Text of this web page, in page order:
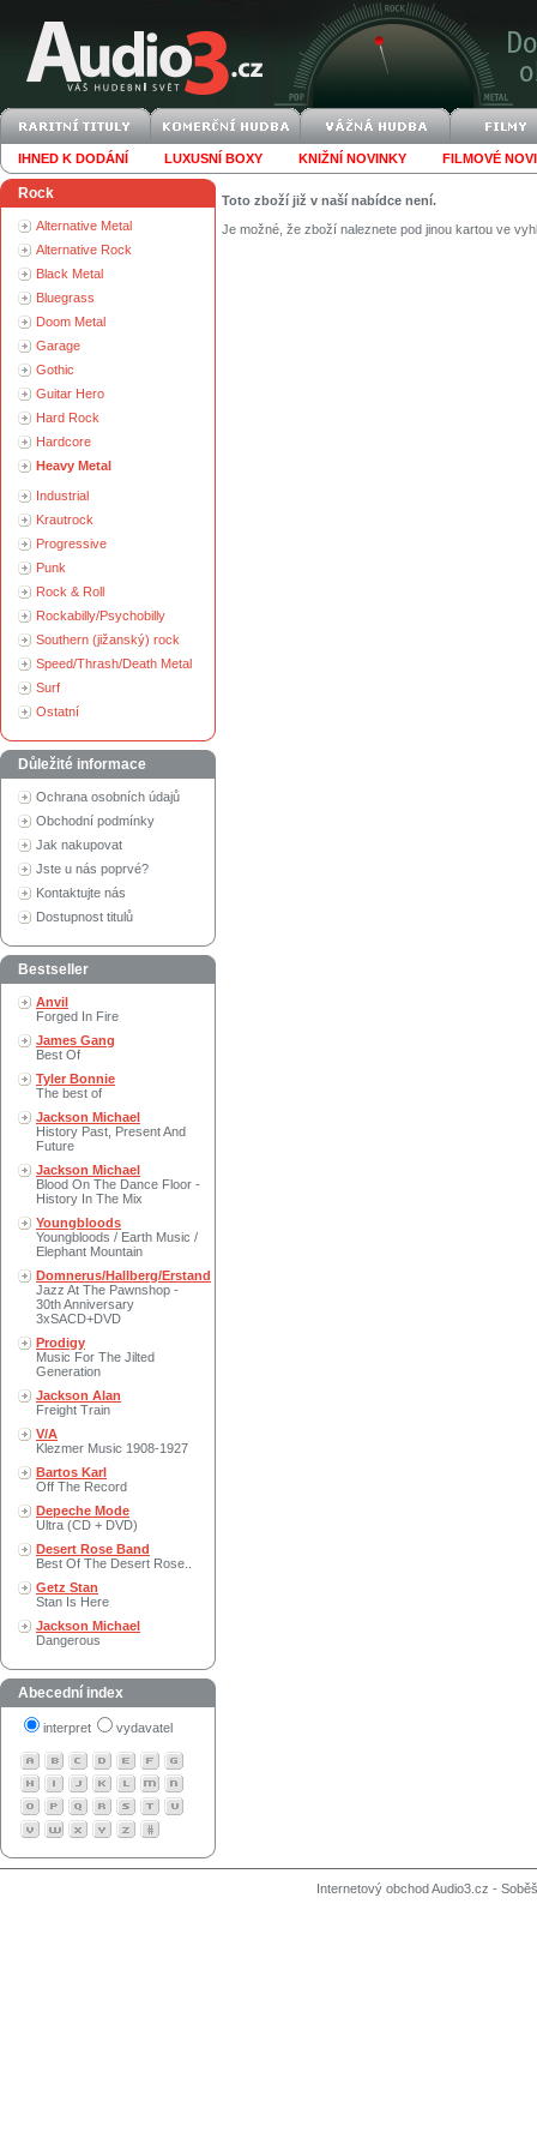
IHNED K DODÁNÍ LUXUSNÍ BOXY KNIŽNÍ NOVINKY FILMOVÉ
Rock
Alternative Metal
Alternative Rock
Black Metal
Bluegrass
Doom Metal
Garage
Gothic
Guitar Hero
Hard Rock
Hardcore
Heavy Metal
Industrial
Krautrock
Progressive
Punk
Rock & Roll
Rockabilly/Psychobilly
Southern (jižanský) rock
Speed/Thrash/Death Metal
Surf
Ostatní
Důležité informace
Ochrana osobních údajů
Obchodní podmínky
Jak nakupovat
Jste u nás poprvé?
Kontaktujte nás
Dostupnost titulů
Bestseller
Anvil
Forged In Fire
James Gang
Best Of
Tyler Bonnie
The best of
Jackson Michael
History Past, Present And
Future
Jackson Michael
Blood On The Dance Floor -
History In The Mix
Youngbloods
Youngbloods / Earth Music /
Elephant Mountain
Domnerus/Hallberg/Erstand
Jazz At The Pawnshop -
30th Anniversary
3xSACD+DVD
Prodigy
Music For The Jilted
Generation
Jackson Alan
Freight Train
V/A
Klezmer Music 1908-1927
Bartos Karl
Off The Record
Depeche Mode
Ultra (CD + DVD)
Desert Rose Band
Best Of The Desert Rose..
Getz Stan
Stan Is Here
Jackson Michael
Dangerous
Abecední index
interpret vydavatel
Toto zboží již v naší nabídce není.
Je možné, že zboží naleznete pod jinou kartou ve
Internetový obchod Audio3.cz -